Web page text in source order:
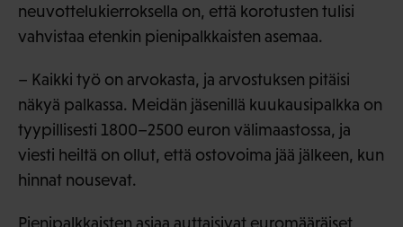
neuvottelukierroksella on, että korotusten tulisi
vahvistaa etenkin pienipalkkaisten asemaa.
– Kaikki työ on arvokasta, ja arvostuksen pitäisi
näkyä palkassa. Meidän jäsenillä kuukausipalkka on
tyypillisesti 1800–2500 euron välimaastossa, ja
viesti heiltä on ollut, että ostovoima jää jälkeen, kun
hinnat nousevat.
Pienipalkkaisten asiaa auttaisivat euromääräiset